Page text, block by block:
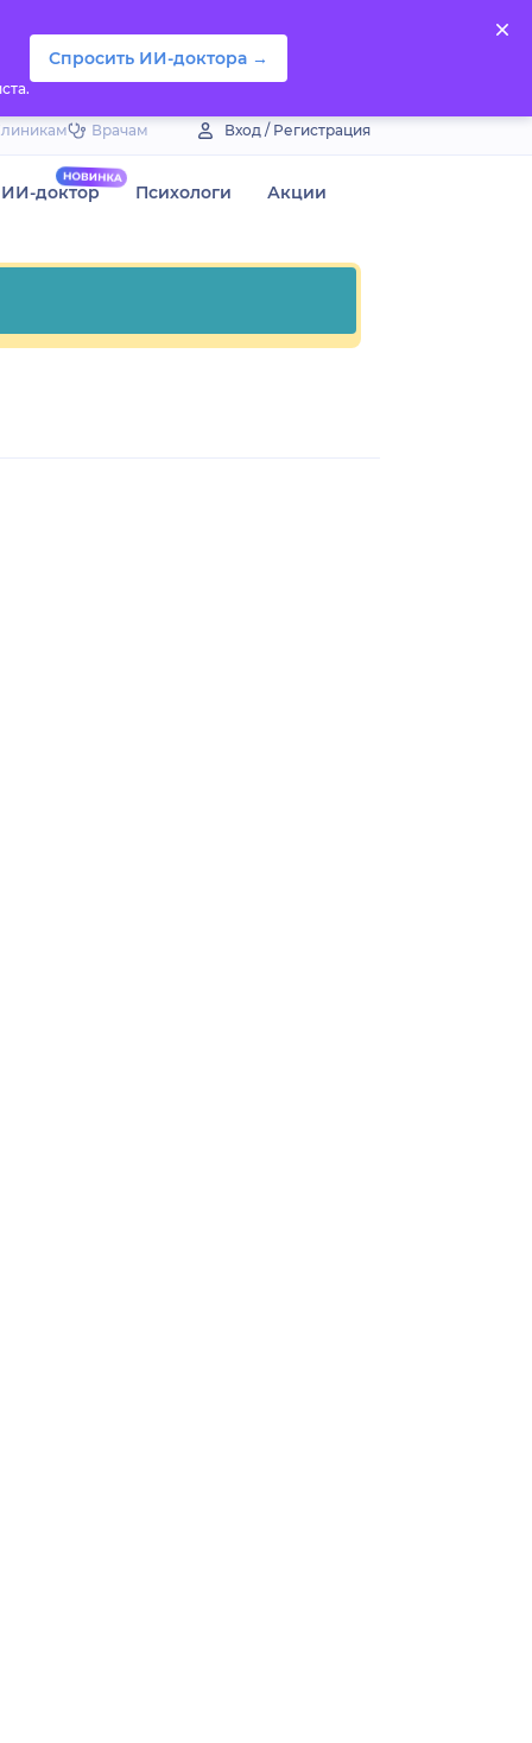
Спросить ИИ-доктора →
Врачам Вход / Регистрация
ИИ-доктор Психологи Акции